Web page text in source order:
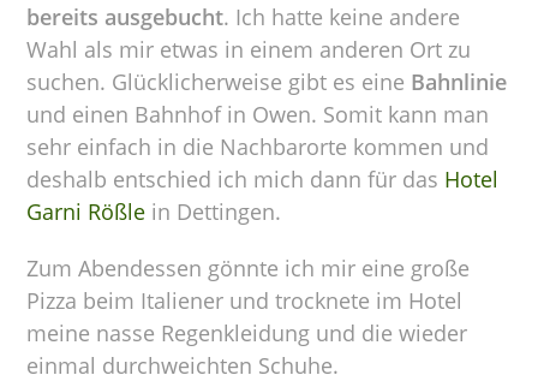
bereits ausgebucht. Ich hatte keine andere
Wahl als mir etwas in einem anderen Ort zu
suchen. Glücklicherweise gibt es eine Bahnlinie
und einen Bahnhof in Owen. Somit kann man
sehr einfach in die Nachbarorte kommen und
deshalb entschied ich mich dann für das Hotel
Garni Rößle in Dettingen.
Zum Abendessen gönnte ich mir eine große
Pizza beim Italiener und trocknete im Hotel
meine nasse Regenkleidung und die wieder
einmal durchweichten Schuhe.